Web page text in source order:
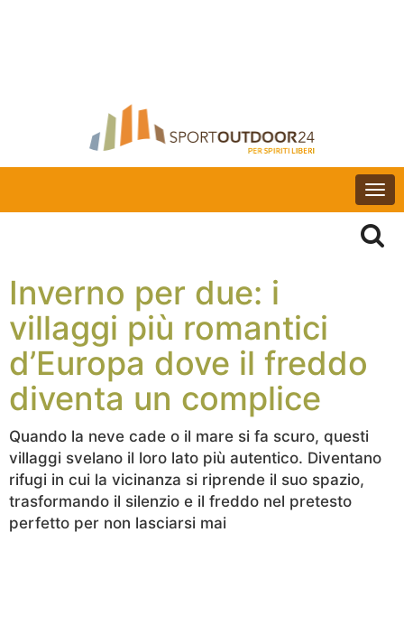
Inverno per due: i
villaggi più romantici
d’Europa dove il freddo
diventa un complice
Quando la neve cade o il mare si fa scuro, questi
villaggi svelano il loro lato più autentico. Diventano
rifugi in cui la vicinanza si riprende il suo spazio,
trasformando il silenzio e il freddo nel pretesto
perfetto per non lasciarsi mai